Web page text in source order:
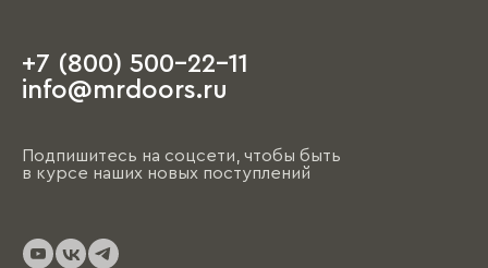
+7 (800) 500-22-11
info@mrdoors.ru
Подпишитесь на соцсети, чтобы быть
в курсе наших новых поступлений